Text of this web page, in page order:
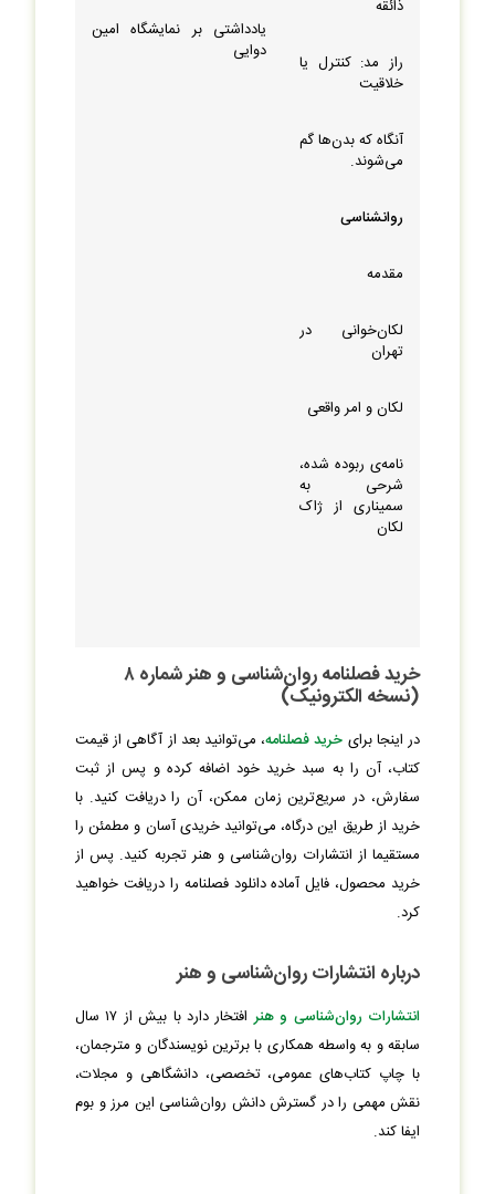
ذائقه
راز مد: کنترل یا
خلاقیت
آنگاه که بدن‌‏ها گم
می‏‌شوند.
روان‏شناسی
مقدمه
لکان‏‌خوانی در
تهران
لکان و امر واقعی
نامه‏‌ی ربوده شده،
شرحی به
سمیناری از ژاک
لکان
یادداشتی بر نمایشگاه امین
دوایی
خرید فصلنامه روان‌شناسی و هنر شماره ۸
(نسخه الکترونیک)
در اینجا برای خرید فصلنامه، می‌توانید بعد از آگاهی از قیمت
کتاب، آن را به سبد خرید خود اضافه کرده و پس از ثبت
سفارش، در سریع‌ترین زمان ممکن، آن را دریافت کنید. با
خرید از طریق این درگاه، می‌توانید خریدی آسان و مطمئن را
مستقیما از انتشارات روان‌شناسی و هنر تجربه کنید. پس از
خرید محصول، فایل آماده دانلود فصلنامه را دریافت خواهید
کرد.
درباره انتشارات روان‌شناسی و هنر
انتشارات روان‌شناسی و هنر
افتخار دارد با بیش از ۱۷ سال
سابقه و به واسطه‌ همکاری با برترین نویسندگان و مترجمان،
با چاپ کتاب‌های عمومی، تخصصی، دانشگاهی و مجلات،
نقش مهمی را در گسترش دانش روان‌شناسی این مرز و بوم
ایفا کند.